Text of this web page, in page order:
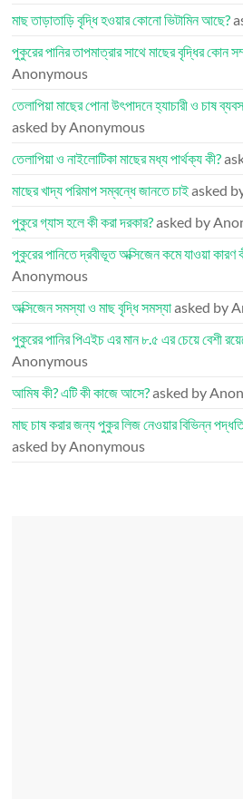
মাছ তাড়াতাড়ি বৃদ্ধি হওয়ার কোনো ভিটামিন আছে?
পুকুরের পানির তাপমাত্রার সাথে মাছের বৃদ্ধির কোন
Anonymous
তেলাপিয়া মাছের পোনা উৎপাদনে হ্যাচারী ও চাষ
asked by Anonymous
তেলাপিয়া ও নাইলোটিকা মাছের মধ্য পার্থক্য কী?
মাছের খাদ্য পরিমাপ সম্বন্ধে জানতে চাইasked
পুকুরে গ্যাস হলে কী করা দরকার?asked by
পুকুরের পানিতে দ্রবীভূত অক্সিজেন কমে যাওয়া কারণ
Anonymous
অক্সিজেন সমস্যা ও মাছ বৃদ্ধি সমস্যাasked by
পুকুরের পানির পিএইচ এর মান ৮.৫ এর চেয়ে বেশী
Anonymous
আমিষ কী? এটি কী কাজে আসে?asked by
মাছ চাষ করার জন্য পুকুর লিজ নেওয়ার বিভিন্ন
asked by Anonymous